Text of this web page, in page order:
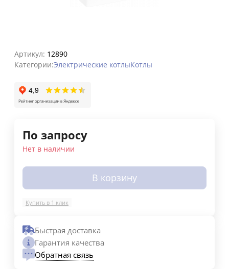
Артикул: 12890
Категории:Электрические котлыКотлы
По запросу
Нет в наличии
В корзину
Купить в 1 клик
Быстрая доставка
Гарантия качества
Обратная связь